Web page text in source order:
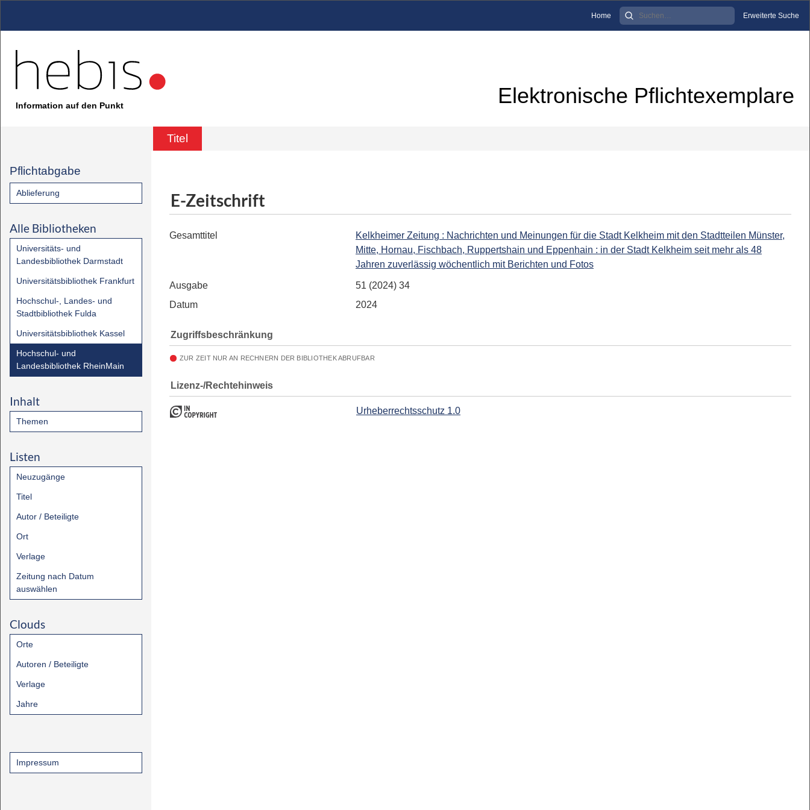
Home Erweiterte Suche
Information auf den Punkt Elektronische Pflichtexemplare
Titel
Pflichtabgabe
Ablieferung
Alle Bibliotheken
Universitäts- und
Landesbibliothek Darmstadt
Universitätsbibliothek Frankfurt
Hochschul-, Landes- und
Stadtbibliothek Fulda
Universitätsbibliothek Kassel
Hochschul- und
Landesbibliothek RheinMain
Inhalt
Themen
Listen
Neuzugänge
Titel
Autor / Beteiligte
Ort
Verlage
Zeitung nach Datum
auswählen
Clouds
Orte
Autoren / Beteiligte
Verlage
Jahre
Impressum
E-Zeitschrift
Gesamttitel
Kelkheimer Zeitung : Nachrichten und Meinungen für die Stadt Kelkheim mit den Stadtteilen Münster,
Mitte, Hornau, Fischbach, Ruppertshain und Eppenhain : in der Stadt Kelkheim seit mehr als 48
Jahren zuverlässig wöchentlich mit Berichten und Fotos
Ausgabe
51 (2024) 34
Datum
2024
Zugriffsbeschränkung
ZUR ZEIT NUR AN RECHNERN DER BIBLIOTHEK ABRUFBAR
Lizenz-/Rechtehinweis
Urheberrechtsschutz 1.0